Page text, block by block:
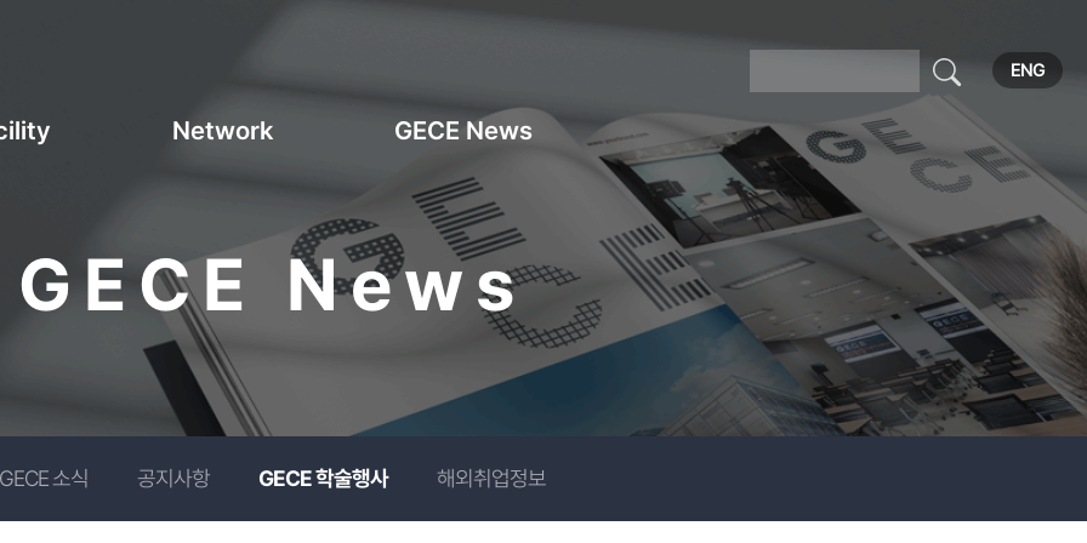
GECE News
소식 공지사항 GECE 학술행사 해외취업정보
Network GECE News
ENG